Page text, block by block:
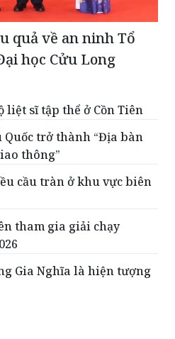
quả về an ninh Tổ
học Cửu Long
sĩ tập thể ở Cồn Tiên
Quốc trở thành “Địa bàn
thông”
cầu tràn ở khu vực biên
tham gia giải chạy
Gia Nghĩa là hiện tượng